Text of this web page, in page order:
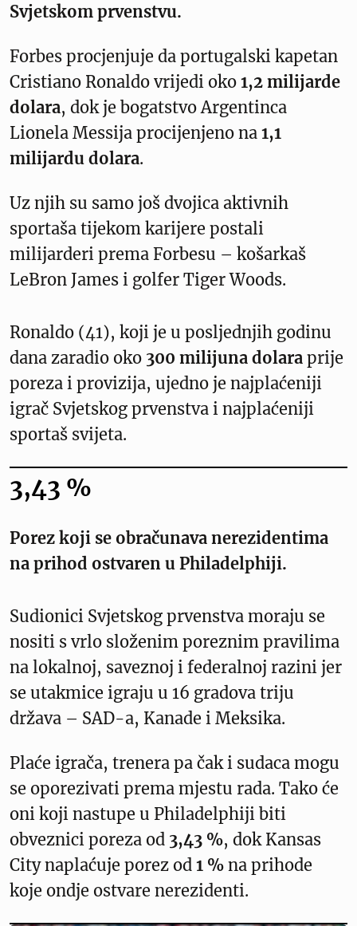
Svjetskom prvenstvu.
Forbes procjenjuje da portugalski kapetan
Cristiano Ronaldo vrijedi oko 1,2 milijarde
dolara, dok je bogatstvo Argentinca
Lionela Messija procijenjeno na 1,1
milijardu dolara.
Uz njih su samo još dvojica aktivnih
sportaša tijekom karijere postali
milijarderi prema Forbesu – košarkaš
LeBron James i golfer Tiger Woods.
Ronaldo (41), koji je u posljednjih godinu
dana zaradio oko 300 milijuna dolara prije
poreza i provizija, ujedno je najplaćeniji
igrač Svjetskog prvenstva i najplaćeniji
sportaš svijeta.
3,43 %
Porez koji se obračunava nerezidentima
na prihod ostvaren u Philadelphiji.
Sudionici Svjetskog prvenstva moraju se
nositi s vrlo složenim poreznim pravilima
na lokalnoj, saveznoj i federalnoj razini jer
se utakmice igraju u 16 gradova triju
država – SAD-a, Kanade i Meksika.
Plaće igrača, trenera pa čak i sudaca mogu
se oporezivati prema mjestu rada. Tako će
oni koji nastupe u Philadelphiji biti
obveznici poreza od 3,43 %, dok Kansas
City naplaćuje porez od 1 % na prihode
koje ondje ostvare nerezidenti.